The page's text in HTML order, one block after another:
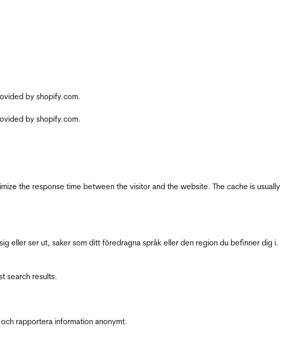
by shopify.com.
by shopify.com.
the response time between the visitor and the website. The cache is usually
eller ser ut, saker som ditt föredragna språk eller den region du befinner dig i.
search results.
rapportera information anonymt.